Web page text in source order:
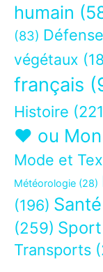
humain
(83) Défense
végétaux
français
Histoire
❤ ou
Mode et
Météorologie (28)
(196)
(259) Sport
Transports